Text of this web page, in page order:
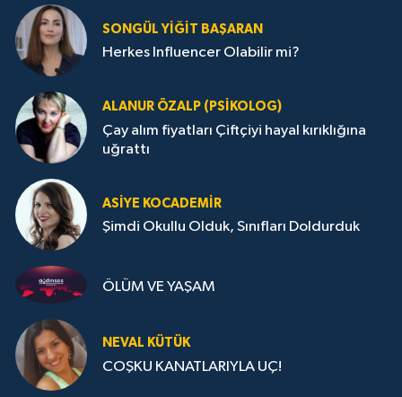
SONGÜL YIĞIT BAŞARAN
Herkes Influencer Olabilir mi?
ALANUR ÖZALP (PSIKOLOG)
Çay alım fiyatları Çiftçiyi hayal kırıklığına
uğrattı
ASIYE KOCADEMİR
Şimdi Okullu Olduk, Sınıfları Doldurduk
ÖLÜM VE YAŞAM
NEVAL KÜTÜK
COŞKU KANATLARIYLA UÇ!